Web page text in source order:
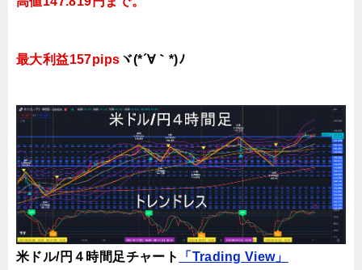
最大利益157pips ヾ(*´∀｀*)ﾉ
米ドル/円４時間足チャート 「Trading View」